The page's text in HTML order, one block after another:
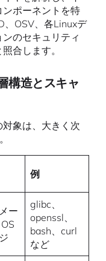
ポーネントを特
、OSV、各Linuxデ
のセキュリティ
合します。
構造とスキャ
象は、大きく次
例
ー
glibc、
openssl、
bash、curl
など